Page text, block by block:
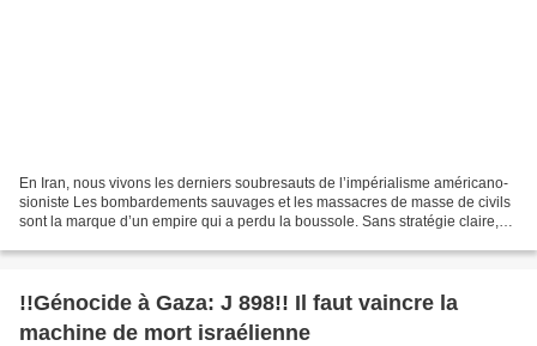
En Iran, nous vivons les derniers soubresauts de l’impérialisme américano-
sioniste Les bombardements sauvages et les massacres de masse de civils
sont la marque d’un empire qui a perdu la boussole. Sans stratégie claire,
!!Génocide à Gaza: J 898!! Il faut vaincre la
machine de mort israélienne